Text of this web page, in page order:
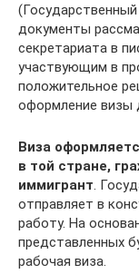
документы
секретариата в
участвующим в
положительное
оформление визы
Виза
в той стране,
иммигрант.
отправляет в
работу. На
представленных
рабочая виза.